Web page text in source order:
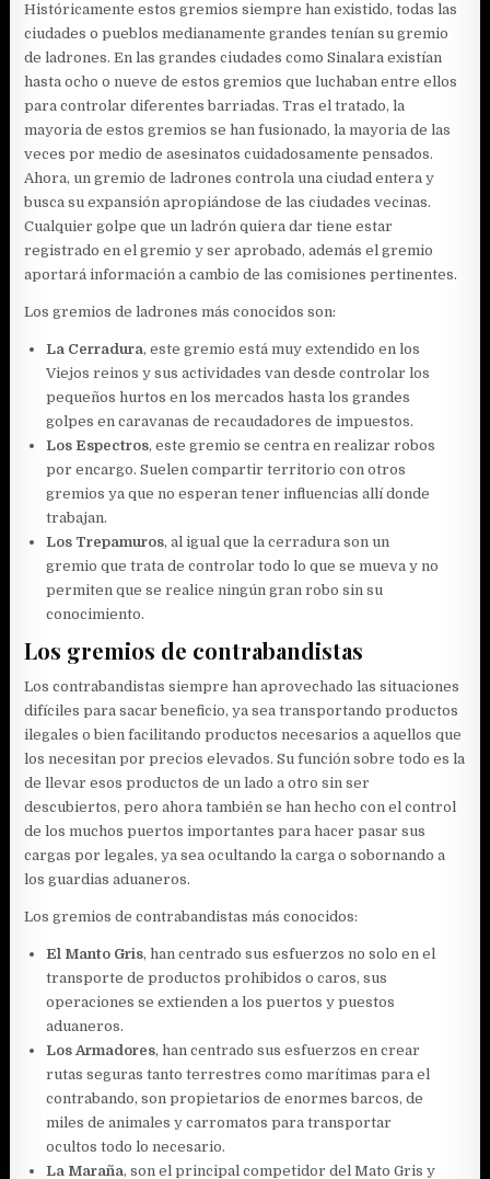
Históricamente estos gremios siempre han existido, todas las
ciudades o pueblos medianamente grandes tenían su gremio
de ladrones. En las grandes ciudades como Sinalara existían
hasta ocho o nueve de estos gremios que luchaban entre ellos
para controlar diferentes barriadas. Tras el tratado, la
mayoria de estos gremios se han fusionado, la mayoria de las
veces por medio de asesinatos cuidadosamente pensados.
Ahora, un gremio de ladrones controla una ciudad entera y
busca su expansión apropiándose de las ciudades vecinas.
Cualquier golpe que un ladrón quiera dar tiene estar
registrado en el gremio y ser aprobado, además el gremio
aportará información a cambio de las comisiones pertinentes.
Los gremios de ladrones más conocidos son:
La Cerradura, este gremio está muy extendido en los
Viejos reinos y sus actividades van desde controlar los
pequeños hurtos en los mercados hasta los grandes
golpes en caravanas de recaudadores de impuestos.
Los Espectros, este gremio se centra en realizar robos
por encargo. Suelen compartir territorio con otros
gremios ya que no esperan tener influencias allí donde
trabajan.
Los Trepamuros, al igual que la cerradura son un
gremio que trata de controlar todo lo que se mueva y no
permiten que se realice ningún gran robo sin su
conocimiento.
Los gremios de contrabandistas
Los contrabandistas siempre han aprovechado las situaciones
difíciles para sacar beneficio, ya sea transportando productos
ilegales o bien facilitando productos necesarios a aquellos que
los necesitan por precios elevados. Su función sobre todo es la
de llevar esos productos de un lado a otro sin ser
descubiertos, pero ahora también se han hecho con el control
de los muchos puertos importantes para hacer pasar sus
cargas por legales, ya sea ocultando la carga o sobornando a
los guardias aduaneros.
Los gremios de contrabandistas más conocidos:
El Manto Gris, han centrado sus esfuerzos no solo en el
transporte de productos prohibidos o caros, sus
operaciones se extienden a los puertos y puestos
aduaneros.
Los Armadores, han centrado sus esfuerzos en crear
rutas seguras tanto terrestres como marítimas para el
contrabando, son propietarios de enormes barcos, de
miles de animales y carromatos para transportar
ocultos todo lo necesario.
La Maraña, son el principal competidor del Mato Gris y